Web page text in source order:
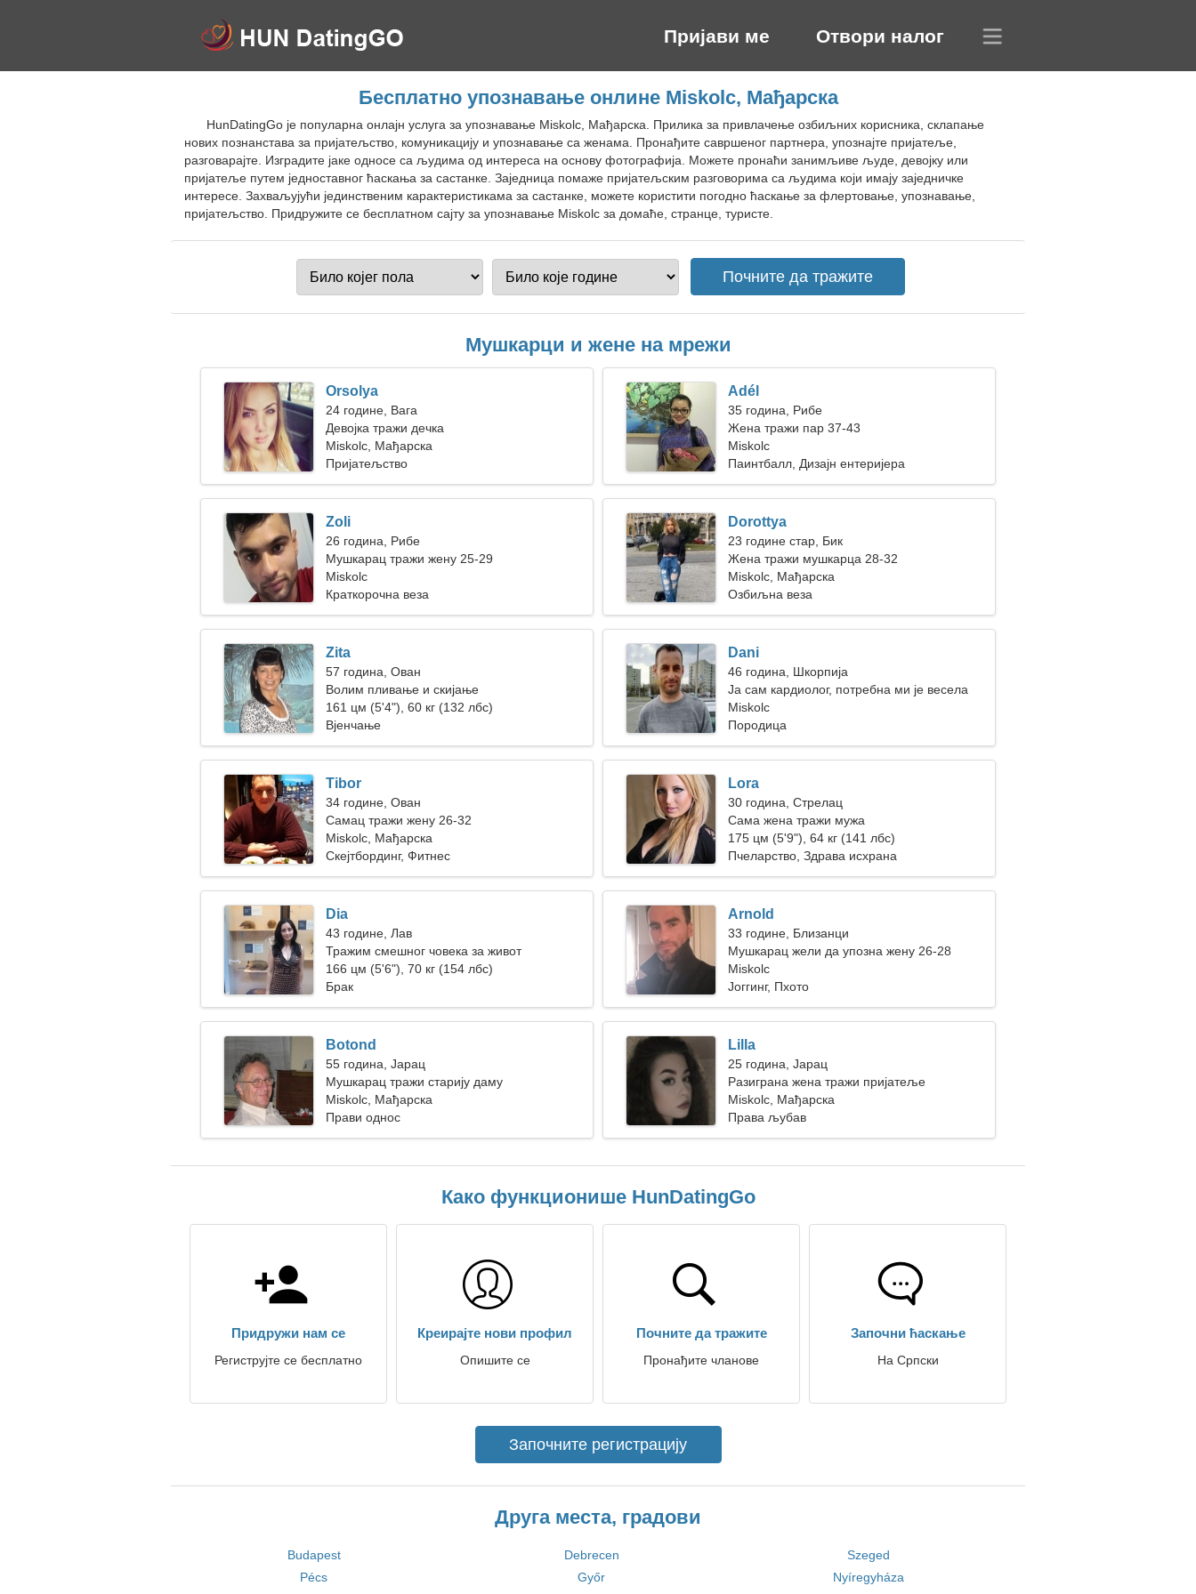
Пријави ме Отвори налог
Бесплатно упознавање онлине Miskolc, Мађарска
HunDatingGo је популарна онлајн услуга за упознавање Miskolc, Мађарска. Прилика за привлачење озбиљних корисника, склапање
нових познанстава за пријатељство, комуникацију и упознавање са женама. Пронађите савршеног партнера, упознајте пријатеље,
разговарајте. Изградите јаке односе са људима од интереса на основу фотографија. Можете пронаћи занимљиве људе, девојку или
пријатеље путем једноставног ћаскања за састанке. Заједница помаже пријатељским разговорима са људима који имају заједничке
интересе. Захваљујући јединственим карактеристикама за састанке, можете користити погодно ћаскање за флертовање, упознавање,
пријатељство. Придружите се бесплатном сајту за упознавање Miskolc за домаће, странце, туристе.
Мушкарци и жене на мрежи
Orsolya
24 године, Вага
Девојка тражи дечка
Miskolc, Мађарска
Пријатељство
Adél
35 година, Рибе
Жена тражи пар 37-43
Miskolc
Паинтбалл, Дизајн ентеријера
Zoli
26 година, Рибе
Мушкарац тражи жену 25-29
Miskolc
Краткорочна веза
Dorottya
23 године стар, Бик
Жена тражи мушкарца 28-32
Miskolc, Мађарска
Озбиљна веза
Zita
57 година, Ован
Волим пливање и скијање
161 цм (5'4"), 60 кг (132 лбс)
Вјенчање
Dani
46 година, Шкорпија
Ја сам кардиолог, потребна ми је весела
жена
Miskolc
Породица
Tibor
34 године, Ован
Самац тражи жену 26-32
Miskolc, Мађарска
Скејтбординг, Фитнес
Lora
30 година, Стрелац
Сама жена тражи мужа
175 цм (5'9"), 64 кг (141 лбс)
Пчеларство, Здрава исхрана
Dia
43 године, Лав
Тражим смешног човека за живот
166 цм (5'6"), 70 кг (154 лбс)
Брак
Arnold
33 године, Близанци
Мушкарац жели да упозна жену 26-28
Miskolc
Јоггинг, Пхото
Botond
55 година, Јарац
Мушкарац тражи старију даму
Miskolc, Мађарска
Прави однос
Lilla
25 година, Јарац
Разиграна жена тражи пријатеље
Miskolc, Мађарска
Права љубав
Како функционише HunDatingGo
Придружи нам се
Региструјте се бесплатно
Креирајте нови профил
Опишите се
Почните да тражите
Пронађите чланове
Започни ћаскање
На Српски
Започните регистрацију
Друга места, градови
Budapest Debrecen
Szeged
Pécs
Győr
Nyíregyháza